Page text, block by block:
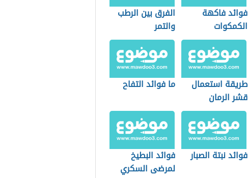
فوائد فاكهة
الكمكوات
الفرق بين الرطب
والتمر
طريقة استعمال
قشر الرمان
ما فوائد التفاح
فوائد نبتة الصبار
فوائد البطيخ
لمرضى السكري